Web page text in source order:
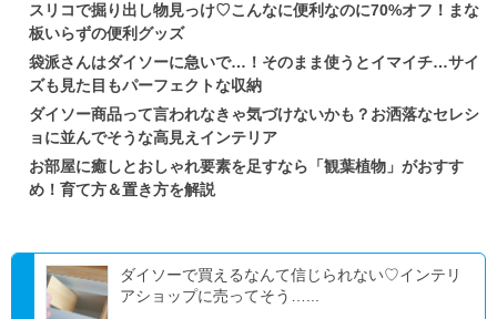
スリコで掘り出し物見っけ♡こんなに便利なのに70%オフ！まな
板いらずの便利グッズ
袋派さんはダイソーに急いで…！そのまま使うとイマイチ…サイ
ズも見た目もパーフェクトな収納
ダイソー商品って言われなきゃ気づけないかも？お洒落なセレシ
ョに並んでそうな高見えインテリア
お部屋に癒しとおしゃれ要素を足すなら「観葉植物」がおすす
め！育て方＆置き方を解説
ダイソーで買えるなんて信じられない♡インテリ
アショップに売ってそう…...